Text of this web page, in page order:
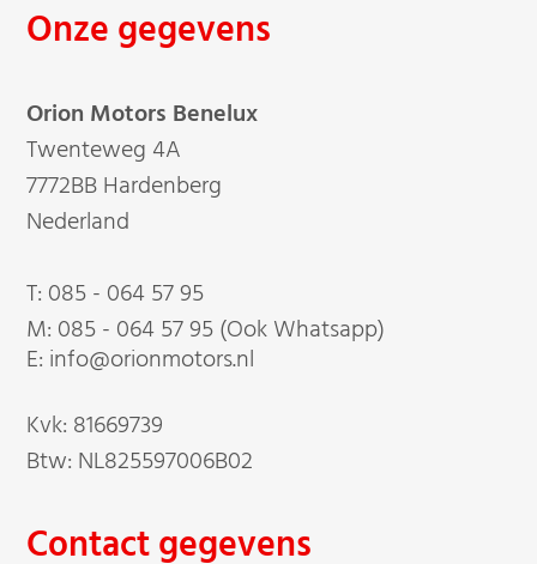
Onze gegevens
Orion Motors Benelux
Twenteweg 4A
7772BB Hardenberg
Nederland
T: 085 - 064 57 95
M: 085 - 064 57 95 (Ook Whatsapp)
E: info@orionmotors.nl
Kvk: 81669739
Btw: NL825597006B02
Contact gegevens